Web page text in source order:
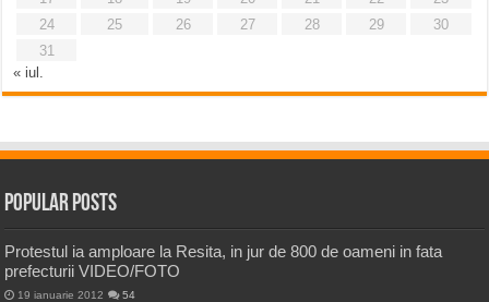
24
25 26 27 28 29
30
31
« iul.
Popular Posts
Protestul ia amploare la Resita, in jur de 800 de oameni in fata
prefecturii VIDEO/FOTO
19 ianuarie 2012 54